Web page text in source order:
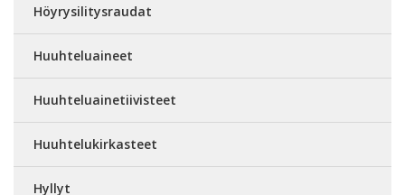
Höyrysilitysraudat
Huuhteluaineet
Huuhteluainetiivisteet
Huuhtelukirkasteet
Hyllyt